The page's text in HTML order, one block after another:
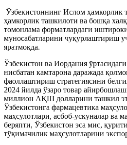
Ўзбекистоннинг Ислом ҳамкорлик
ҳамкорлик ташкилоти ва бошқа
томонлама форматлардаги
муносабатларини чуқурлаштириш
яратмоқда.
Ўзбекистон ва Иордания
нисбатан камтарона даражада
фаоллаштириш стратегиясини
2024 йилда ўзаро товар
миллион АҚШ долларини ташкил
Ўзбекистонга фармацевтика
маҳсулотлари, асбоб-ускуналар ва
беряпти, Ўзбекистон эса мис,
тўқимачилик маҳсулотларини